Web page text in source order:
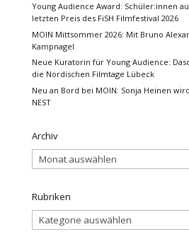
Young Audience Award: Schüler:innen
letzten Preis des FiSH Filmfestival 2026
MOIN Mittsommer 2026: Mit Bruno
Kampnagel
Neue Kuratorin für Young Audience:
die Nordischen Filmtage Lübeck
Neu an Bord bei MOIN: Sonja Heinen
NEST
Archiv
Archiv
Rubriken
Rubriken